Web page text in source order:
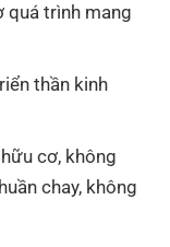
quá trình mang
thần kinh
cơ, không
chay, không